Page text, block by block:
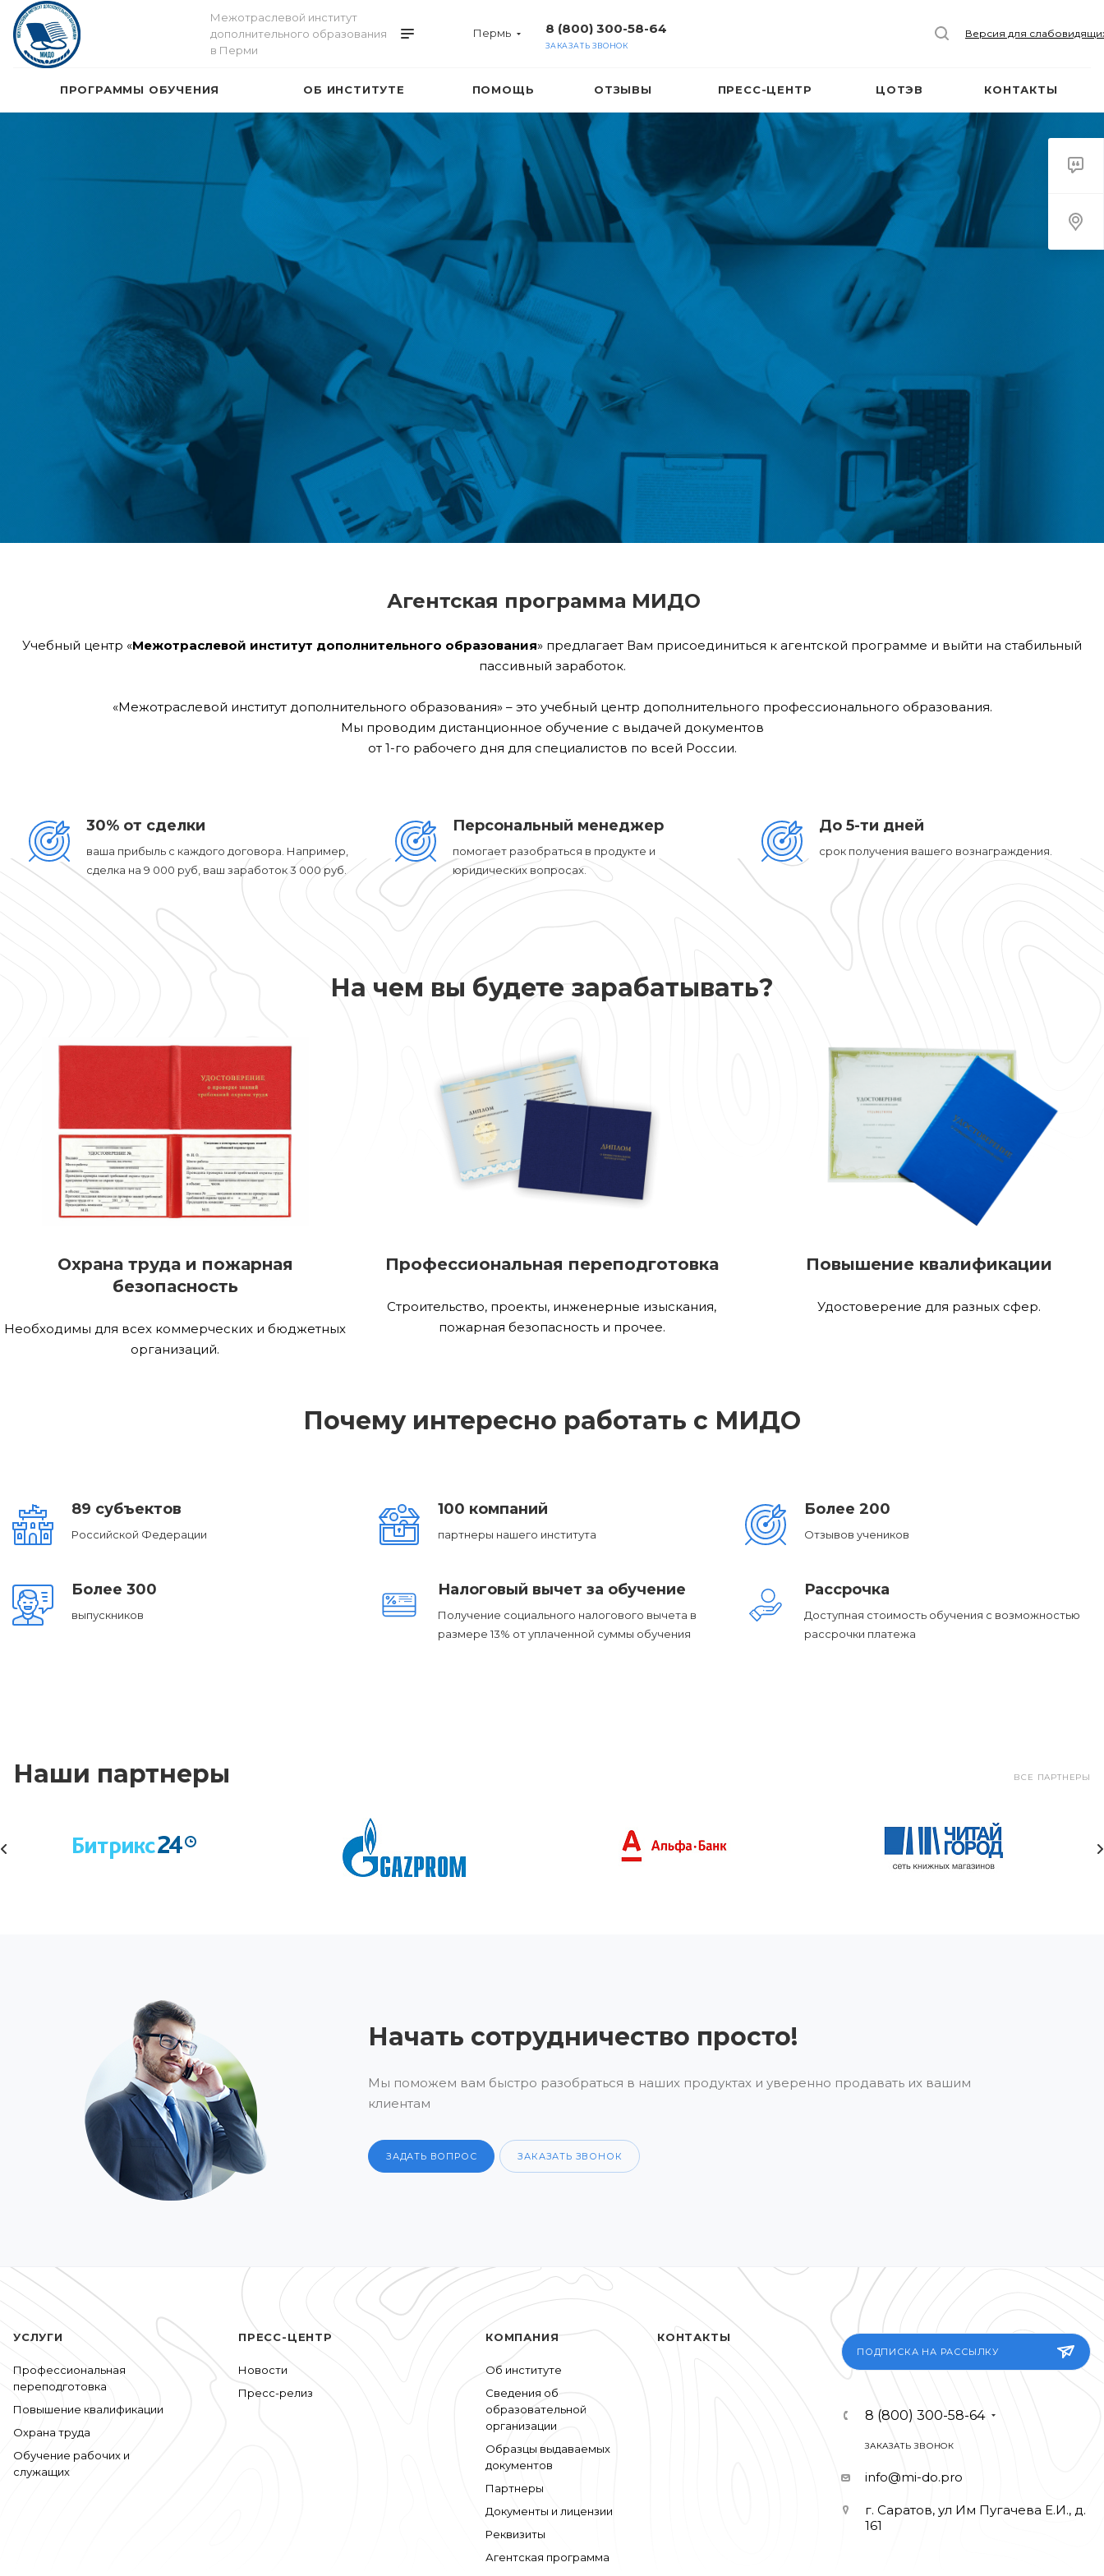
Межотраслевой институт
дополнительного образования
в Перми
Пермь 8 (800) 300-58-64
ЗАКАЗАТЬ ЗВОНОК
Версия для
ПРОГРАММЫ ОБУЧЕНИЯ ОБ ИНСТИТУТЕ ПОМОЩЬ ОТЗЫВЫ ПРЕСС-ЦЕНТР ЦОТЭВ КОНТАКТЫ
Агентская программа МИДО
Учебный центр «Межотраслевой институт дополнительного образования» предлагает Вам присоединиться к агентской программе и выйти на стабильный
пассивный заработок.
«Межотраслевой институт дополнительного образования» – это учебный центр дополнительного профессионального образования.
Мы проводим дистанционное обучение с выдачей документов
от 1-го рабочего дня для специалистов по всей России.
30% от сделки
ваша прибыль с каждого договора. Например,
сделка на 9 000 руб, ваш заработок 3 000 руб.
Персональный менеджер
помогает разобраться в продукте и
юридических вопросах.
До 5-ти дней
срок получения вашего вознаграждения.
На чем вы будете зарабатывать?
Охрана труда и пожарная
безопасность
Необходимы для всех коммерческих и бюджетных
организаций.
Профессиональная переподготовка
Строительство, проекты, инженерные изыскания,
пожарная безопасность и прочее.
Повышение квалификации
Удостоверение для разных сфер.
Почему интересно работать с МИДО
89 субъектов
Российской Федерации
100 компаний
партнеры нашего института
Более 200
Отзывов учеников
Более 300
выпускников
Налоговый вычет за обучение
Получение социального налогового вычета в
размере 13% от уплаченной суммы обучения
Рассрочка
Доступная стоимость обучения с возможностью
рассрочки платежа
ВСЕ ПАРТНЕРЫ
Наши партнеры
Начать сотрудничество просто!
Мы поможем вам быстро разобраться в наших продуктах и уверенно продавать их вашим
клиентам
ЗАДАТЬ ВОПРОС ЗАКАЗАТЬ ЗВОНОК
УСЛУГИ
Профессиональная
переподготовка
Повышение квалификации
Охрана труда
Обучение рабочих и
служащих
ПРЕСС-ЦЕНТР
Новости
Пресс-релиз
КОМПАНИЯ
Об институте
Сведения об
образовательной
организации
Образцы выдаваемых
документов
Партнеры
Документы и лицензии
Реквизиты
Агентская программа
КОНТАКТЫ
ПОДПИСКА НА РАССЫЛКУ
8 (800) 300-58-64
ЗАКАЗАТЬ ЗВОНОК
info@mi-do.pro
г. Саратов, ул Им Пугачева Е.И., д.
161